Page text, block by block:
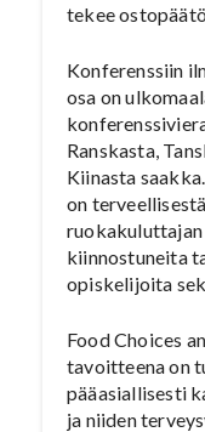
tekee
Konferenssiin
osa on
Ranskasta,
Kiinasta
on
kiinnostuneita
opiskelijoita
Food Choices
tavoitteena on
pääasiallisesti
ja niiden